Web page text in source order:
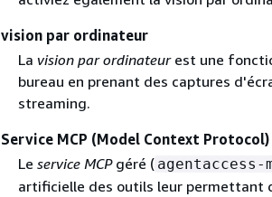
vision par ordinateur
La vision par ordinateurest une
bureau en prenant des captures
streaming.
Service MCP (Model Context Protocol)
Le service MCPgéré ( agentaccess-
artificielle des outils leur permettant